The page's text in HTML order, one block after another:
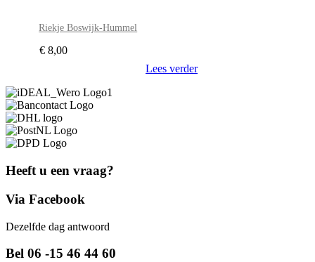
Riekje Boswijk-Hummel
€ 8,00
Lees verder
Heeft u een vraag?
Via Facebook
Dezelfde dag antwoord
Bel 06 -15 46 44 60